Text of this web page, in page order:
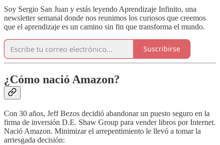
Soy Sergio San Juan y estás leyendo Aprendizaje Infinito, una
newsletter semanal donde nos reunimos los curiosos que creemos
que el aprendizaje es un camino sin fin que transforma el mundo.
Suscribirse
¿Cómo nació Amazon?
Con 30 años, Jeff Bezos decidió abandonar un puesto seguro en la
firma de inversión D.E. Shaw Group para vender libros por Internet.
Nació Amazon. Minimizar el arrepentimiento le llevó a tomar la
arriesgada decisión: